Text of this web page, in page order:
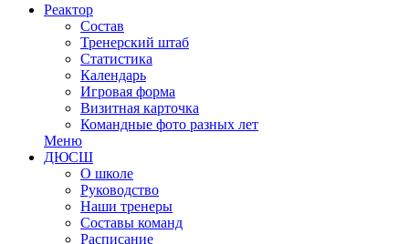
Реактор
Состав
Тренерский штаб
Статистика
Календарь
Игровая форма
Визитная карточка
Командные фото разных лет
Меню
ДЮСШ
О школе
Руководство
Наши тренеры
Составы команд
Расписание